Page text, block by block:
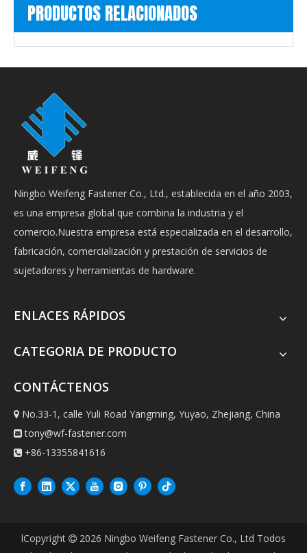
PRODUCTOS RELACIONADOS
Ningbo Weifeng Fastener Co., Ltd., establecida en el año 2003,
es una empresa global que combina la industria y el
comercio.Nuestra empresa está especializada en el desarrollo,
fabricación, comercialización y prestación de servicios de
sujetadores y herramientas de hardware.
ENLACES RÁPIDOS
CATEGORIA DE PRODUCTO
CONTÁCTENOS
 No.33-1, calle Yuli Road Yangming, Yuyao, Zhejiang, China
 tony@wf-fastener.com
 +86-13355841616
lCopyright  2026 Ningbo Weifeng Fastener Co., Ltd Todos